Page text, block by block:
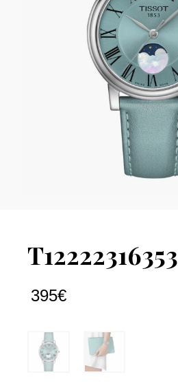
T12222316353
395€